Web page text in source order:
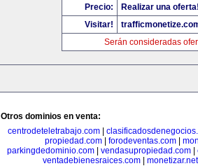
Precio:
Realizar una
Visitar!
Serán consideradas
Otros dominios en venta:
centrodeteletrabajo.com
propiedad.com
forodeventas.com
parkingdedominio.com| vendasupropiedad.com|
ventadebienesraices.com
monetizar.net